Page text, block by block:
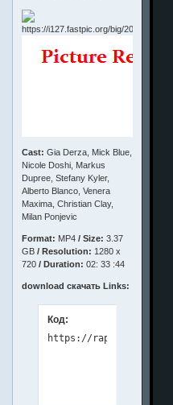
Cast:Gia Derza, Mick Blue,
Nicole Doshi, Markus
Dupree, Stefany Kyler,
Alberto Blanco, Venera
Maxima, Christian Clay,
Milan Ponjevic
Format: MP4 / Size:3.37
GB / Resolution: 1280 x
720 / Duration:02: 33 :44
download скачать Links:
Код: